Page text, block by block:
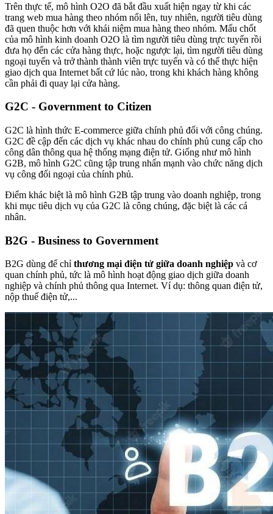
Trên thực tế, mô hình O2O đã bắt đầu xuất hiện ngay từ khi các
trang web mua hàng theo nhóm nổi lên, tuy nhiên, người tiêu dùng
đã quen thuộc hơn với khái niệm mua hàng theo nhóm. Mấu chốt
của mô hình kinh doanh O2O là tìm người tiêu dùng trực tuyến rồi
đưa họ đến các cửa hàng thực, hoặc ngược lại, tìm người tiêu dùng
ngoại tuyến và trở thành thành viên trực tuyến và có thể thực hiện
giao dịch qua Internet bất cứ lúc nào, trong khi khách hàng không
cần phải đi quay lại cửa hàng.
G2C - Government to Citizen
G2C là hình thức E-commerce giữa chính phủ đối với công chúng.
G2C đề cập đến các dịch vụ khác nhau do chính phủ cung cấp cho
công dân thông qua hệ thống mạng điện tử. Giống như mô hình
G2B, mô hình G2C cũng tập trung nhấn mạnh vào chức năng dịch
vụ công đối ngoại của chính phủ.
Điểm khác biệt là mô hình G2B tập trung vào doanh nghiệp, trong
khi mục tiêu dịch vụ của G2C là công chúng, đặc biệt là các cá
nhân.
B2G - Business to Government
B2G dùng để chỉ thương mại điện tử giữa doanh nghiệp và cơ
quan chính phủ, tức là mô hình hoạt động giao dịch giữa doanh
nghiệp và chính phủ thông qua Internet. Ví dụ: thông quan điện tử,
nộp thuế điện tử,...